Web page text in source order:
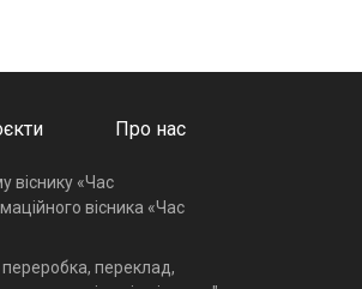
Про нас
віснику «Час
вісника «Час
переробка, переклад,